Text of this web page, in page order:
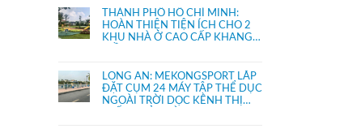
THÀNH PHỐ HỒ CHÍ MINH:
HOÀN THIỆN TIỆN ÍCH CHO 2
KHU NHÀ Ở CAO CẤP KHANG
LONG AN: MEKONGSPORT LẮP
ĐẶT CỤM 24 MÁY TẬP THỂ DỤC
NGOÀI TRỜI DỌC KÊNH THỊ